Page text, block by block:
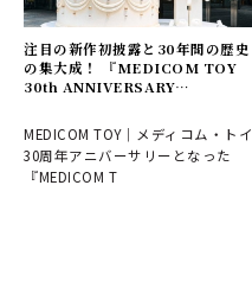
注目の新作初披露と30年間の歴史
の集大成！ 『MEDICOM TOY
30th ANNIVERSARY
MEDICOM TOY
MEDICOM TOY｜メディコム・トイ
30周年アニバーサリーとなった
『MEDICOM T